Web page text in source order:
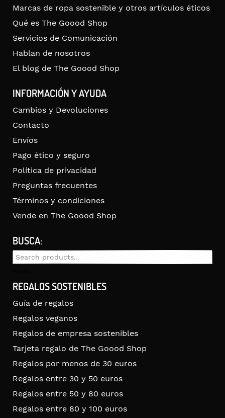
Marcas de ropa sostenible y otros artículos éticos
Qué es The Goood Shop
Servicios de Comunicación
Hablan de nosotros
El blog de The Goood Shop
INFORMACIÓN Y AYUDA
Cambios y Devoluciones
Contacto
Envíos
Pago ético y seguro
Política de privacidad
Preguntas frecuentes
Términos y condiciones
Vende en The Goood Shop
BUSCA:
Search
REGALOS SOSTENIBLES
Guía de regalos
Regalos veganos
Regalos de empresa sostenibles
Tarjeta regalo de The Goood Shop
Regalos por menos de 30 euros
Regalos entre 30 y 50 euros
Regalos entre 50 y 80 euros
Regalos entre 80 y 100 euros